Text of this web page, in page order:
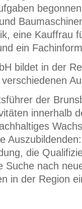
eine Kauffrau
ein
bildet in der
der
innerhalb
die
Suche nach
in der Region